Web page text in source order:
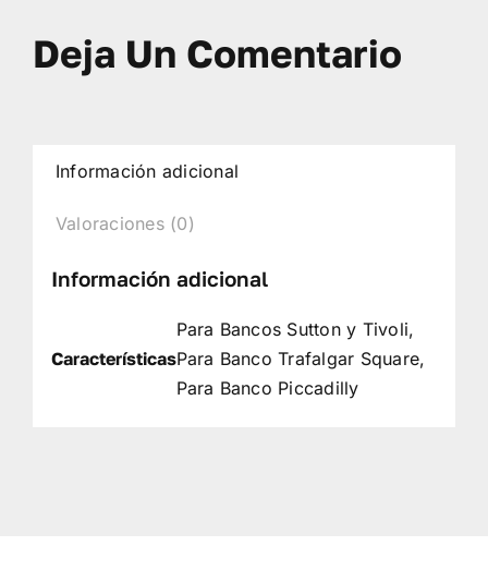
Deja Un Comentario
Información adicional
Valoraciones (0)
Información adicional
Características
Para Bancos Sutton y Tivoli,
Para Banco Trafalgar Square,
Para Banco Piccadilly